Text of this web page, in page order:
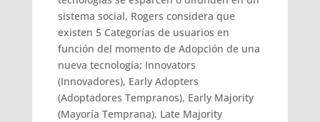
sistema social, Rogers considera que
existen 5 Categorías de usuarios en
función del momento de Adopción de una
nueva tecnología: Innovators
(Innovadores), Early Adopters
(Adoptadores Tempranos), Early Majority
(Mayoría Temprana), Late Majority